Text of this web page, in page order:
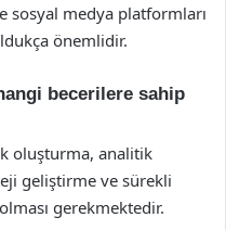
sosyal medya platformları
önemlidir.
becerilere sahip
oluşturma, analitik
geliştirme ve sürekli
gerekmektedir.